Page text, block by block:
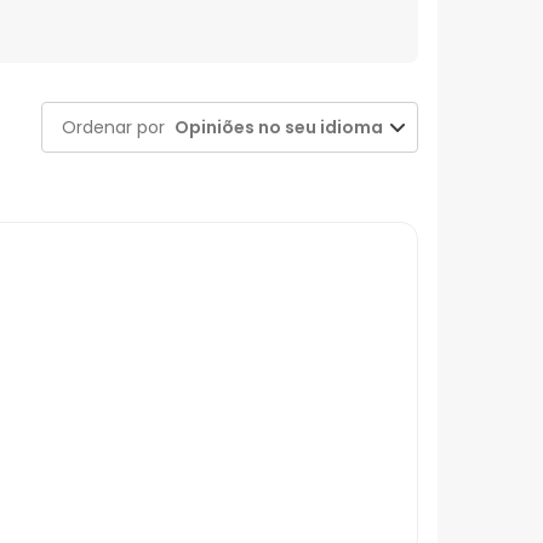
Ordenar por Opiniões no seu idioma